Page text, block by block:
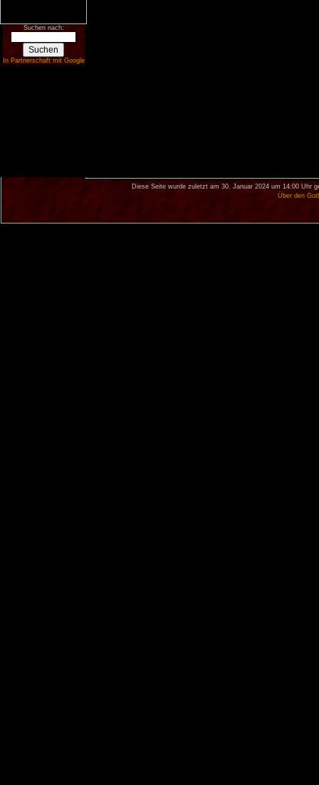
Suchen nach:
In Partnerschaft mit Google
Diese Seite wurde zuletzt am 30. Januar 2024 um 14:00 Uhr
Über den